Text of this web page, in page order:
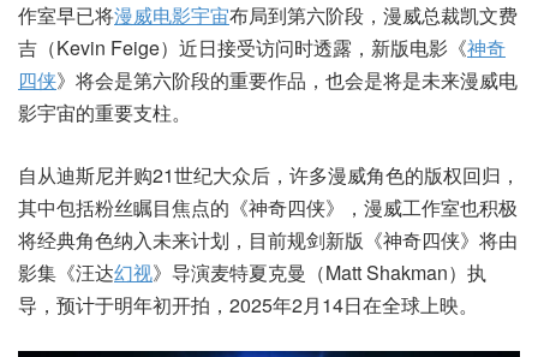
作室早已将漫威电影宇宙布局到第六阶段，漫威总裁凯文费
吉（Kevin Feige）近日接受访问时透露，新版电影《神奇
四侠》将会是第六阶段的重要作品，也会是将是未来漫威电
影宇宙的重要支柱。
自从迪斯尼并购21世纪大众后，许多漫威角色的版权回归，
其中包括粉丝瞩目焦点的《神奇四侠》，漫威工作室也积极
将经典角色纳入未来计划，目前规剑新版《神奇四侠》将由
影集《汪达幻视》导演麦特夏克曼（Matt Shakman）执
导，预计于明年初开拍，2025年2月14日在全球上映。